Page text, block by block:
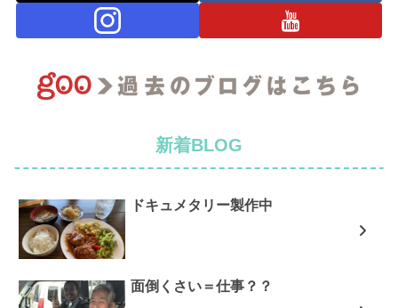
新着BLOG
ドキュメタリー製作中
面倒くさい＝仕事？？